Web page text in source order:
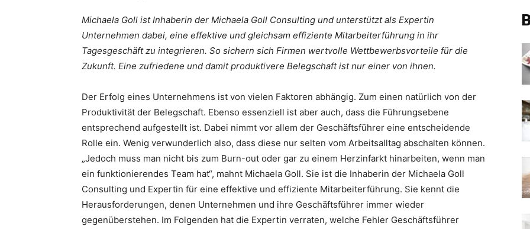
Michaela Goll ist Inhaberin der Michaela Goll Consulting und unterstützt als Expertin
Unternehmen dabei, eine effektive und gleichsam effiziente Mitarbeiterführung in ihr
Tagesgeschäft zu integrieren. So sichern sich Firmen wertvolle Wettbewerbsvorteile für die
Zukunft. Eine zufriedene und damit produktivere Belegschaft ist nur einer von ihnen.
Der Erfolg eines Unternehmens ist von vielen Faktoren abhängig. Zum einen natürlich von der
Produktivität der Belegschaft. Ebenso essenziell ist aber auch, dass die Führungsebene
entsprechend aufgestellt ist. Dabei nimmt vor allem der Geschäftsführer eine entscheidende
Rolle ein. Wenig verwunderlich also, dass diese nur selten vom Arbeitsalltag abschalten können.
„Jedoch muss man nicht bis zum Burn-out oder gar zu einem Herzinfarkt hinarbeiten, wenn man
ein funktionierendes Team hat“, mahnt Michaela Goll. Sie ist die Inhaberin der Michaela Goll
Consulting und Expertin für eine effektive und effiziente Mitarbeiterführung. Sie kennt die
Herausforderungen, denen Unternehmen und ihre Geschäftsführer immer wieder
gegenüberstehen. Im Folgenden hat die Expertin verraten, welche Fehler Geschäftsführer